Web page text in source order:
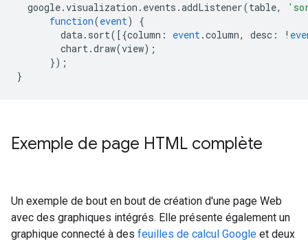
google.visualization . events .addListener(table,
function(event)
{
data. sort([{column : event.column, desc : !
chart.draw(view);
});
}
Exemple de page HTML complète
Un exemple de bout en bout de création d'une page Web
avec des graphiques intégrés. Elle présente également un
graphique connecté à des feuilles de calcul Google et deux